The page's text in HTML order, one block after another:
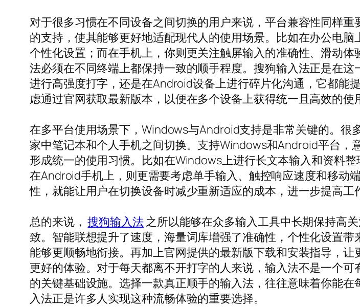
对于很多习惯在不同设备之间切换的用户来说，平台兼容性同样
的支持，使其能够更好地适配现代人的使用场景。比如在办公电
个性化设置；而在手机上，你则更关注触屏输入的准确性、滑动
法必须在不同终端上都保持一致的顺手程度。搜狗输入法正是在
进行高强度打字，还是在Android设备上进行碎片化沟通，它都能
虑通过官网获取最新版本，以便在多个设备上获得统一且高效的使
在多平台使用场景下，Windows与Android支持是非常关键的。很
家中笔记本和个人手机之间切换。支持Windows和Android平台
形成统一的使用习惯。比如在Windows上进行长文本输入和资料
在Android手机上，则更需要考虑单手输入、触控响应速度和移动
性，就能让用户在切换设备时减少重新适应的成本，进一步提高工
总的来说，搜狗输入法之所以能够在众多输入工具中长期保持高
致。智能联想提升了速度，海量词库增强了准确性，个性化设置
能够更顺畅地衔接。再加上官网提供的最新版下载和安装指导，
更好的体验。对于每天都离不开打字的人来说，输入法不是一个
的关键基础设施。选择一款真正顺手的输入法，往往意味着你能
入法正是许多人实现这种流畅体验的重要选择。